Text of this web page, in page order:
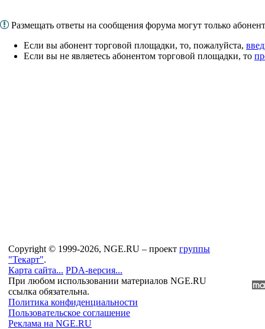
Размещать ответы на сообщения форума могут только
Если вы абонент торговой площадки, то, пожалуйста,
Если вы не являетесь абонентом торговой площадки, то
Copyright © 1999-2026, NGE.RU – проект группы
"Текарт".
Карта сайта... PDA-версия...
При любом использовании материалов NGE.RU
ссылка обязательна.
Политика конфиденциальности
Пользовательское соглашение
Реклама на NGE.RU